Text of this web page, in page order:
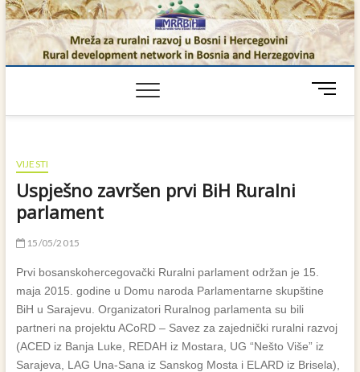
Skip
to
content
M
VIJESTI
Uspješno završen prvi BiH Ruralni
parlament
15/05/2015
Prvi bosanskohercegovački Ruralni parlament održan je 15.
maja 2015. godine u Domu naroda Parlamentarne skupštine
BiH u Sarajevu. Organizatori Ruralnog parlamenta su bili
partneri na projektu ACoRD – Savez za zajednički ruralni razvoj
(ACED iz Banja Luke, REDAH iz Mostara, UG “Nešto Više” iz
Sarajeva, LAG Una-Sana iz Sanskog Mosta i ELARD iz Brisela),